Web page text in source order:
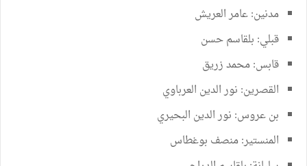
مدنين: عامر العريش
قبلي: بلقاسم حسن
قابس: محمد زريق
القصرين: نور الدين العرباوي
بن عروس: نور الدين البحيري
المنستير: منصف بوغطاس